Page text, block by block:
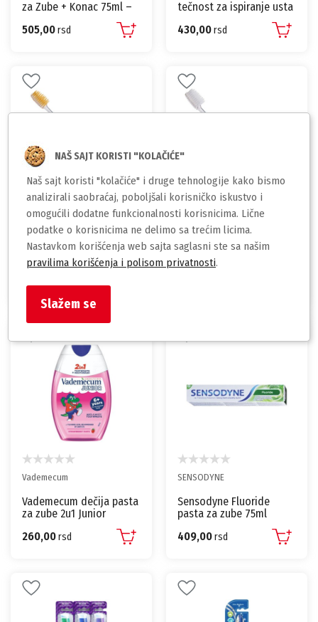
za Zube + Konac 75ml –
osetljive zube
505,00rsd
tečnost za ispiranje usta
– 500 ml – svež dah –
protiv kamenca – za
430,00rsd
BIO-CARE
Bio Care antibakterijska
četkica za zube – Gold –
Medium Soft
210,00rsd
BIO-CARE
Bio Care četkica za zube
Silver – Medium Soft – 1
kom – 0.05kg
Vademecum
Vademecum dečija pasta
za zube 2u1 Junior
260,00rsd
SENSODYNE
Sensodyne Fluoride
pasta za zube 75ml
409,00rsd
NAŠ SAJT KORISTI "KOLAČIĆE"
Naš sajt koristi "kolačiće" i druge tehnologije kako bismo
analizirali saobraćaj, poboljšali korisničko iskustvo i
omogućili dodatne funkcionalnosti korisnicima. Lične
podatke o korisnicima ne delimo sa trećim licima.
Nastavkom korišćenja web sajta saglasni ste sa našim
pravilima korišćenja i polisom privatnosti.
Slažem se